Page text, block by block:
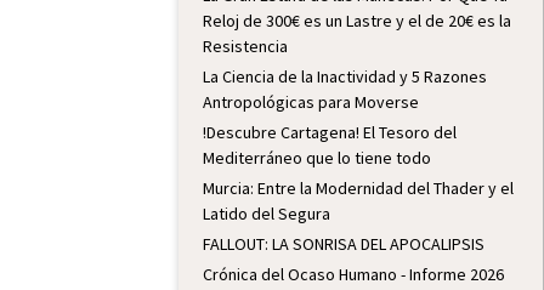
Reloj de 300€ es un Lastre y el de 20€ es la
Resistencia
La Ciencia de la Inactividad y 5 Razones
Antropológicas para Moverse
!Descubre Cartagena! El Tesoro del
Mediterráneo que lo tiene todo
Murcia: Entre la Modernidad del Thader y el
Latido del Segura
FALLOUT: LA SONRISA DEL APOCALIPSIS
Crónica del Ocaso Humano - Informe 2026